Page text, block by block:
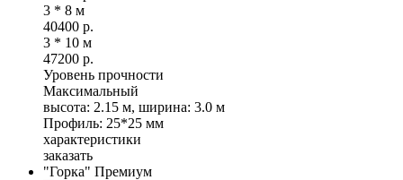
3 * 8 м
40400 р.
3 * 10 м
47200 р.
Уровень прочности
Максимальный
высота: 2.15 м, ширина: 3.0 м
Профиль: 25*25 мм
характеристики
заказать
"Горка" Премиум